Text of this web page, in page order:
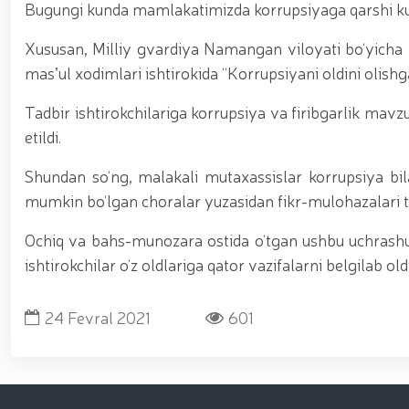
kiritilgan oʻsimlikni noqonuniy ravishda olib
vositalari olib qo‘yildi / / Farg‘ona viloyatida
markazida navbatdagi tinglovchilar uchun
nufuzli ko‘rgazmasi yuqori saviyada bo'lib o'tdi.
belgilab bergan vazifalari yuzasidan, Milliy
o‘tkazildi / / Milliy gvardiya Surxondaryo viloyati
voleybol bo‘yicha o‘tkazilgan musobaqada
universiteti dotsentlari ishtirokidagi ochiq
xususiyatlari” mavzusida ko‘rgazmali
uchuvchisiz uchadigan apparatlarini qo‘llash
Bugungi kunda mamlakatimizda korrupsiyaga qarshi
Xususan, Milliy gvardiya Namangan viloyati
masʼul xodimlari ishtirokida “Korrupsiyani oldini
Tadbir ishtirokchilariga korrupsiya va firibgarlik
etildi.
Shundan so‘ng, malakali mutaxassislar korrupsiya
mumkin bo‘lgan choralar yuzasidan fikr-mulohazalari
Ochiq va bahs-munozara ostida o‘tgan ushbu
ishtirokchilar o‘z oldlariga qator vazifalarni belgilab
24 Fevral 2021 601